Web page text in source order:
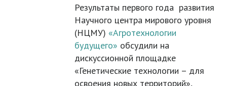
Результаты первого года развития
Научного центра мирового уровня
(НЦМУ)«Агротехнологии
будущего» обсудили на
дискуссионной площадке
«Генетические технологии – для
освоения новых территорий»,